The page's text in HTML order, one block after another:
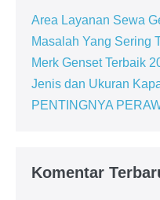
Area Layanan Sewa
Masalah Yang Sering
Merk Genset Terbaik
Jenis dan Ukuran
PENTINGNYA
Komentar